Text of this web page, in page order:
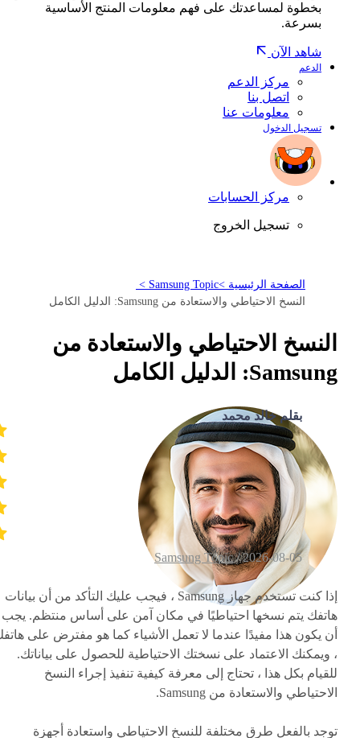
بخطوة لمساعدتك على فهم معلومات المنتج الأساسية
بسرعة.
شاهد الآن
الدعم
مركز الدعم
اتصل بنا
معلومات عنا
تسجيل الدخول
مركز الحسابات
تسجيل الخروج
الصفحة الرئيسية >Samsung Topic >
النسخ الاحتياطي والاستعادة من Samsung: الدليل الكامل
النسخ الاحتياطي والاستعادة من
Samsung: الدليل الكامل
بقلم خالد محمد
2026-08-05 /
Samsung Topic
إذا كنت تستخدم جهاز Samsung ، فيجب عليك التأكد من أن بيانات
هاتفك يتم نسخها احتياطيًا في مكان آمن على أساس منتظم. يجب
أن يكون هذا مفيدًا عندما لا تعمل الأشياء كما هو مفترض على
، ويمكنك الاعتماد على نسختك الاحتياطية للحصول على بياناتك.
للقيام بكل هذا ، تحتاج إلى معرفة كيفية تنفيذ إجراء النسخ
الاحتياطي والاستعادة من Samsung.
توجد بالفعل طرق مختلفة للنسخ الاحتياطي واستعادة أجهزة